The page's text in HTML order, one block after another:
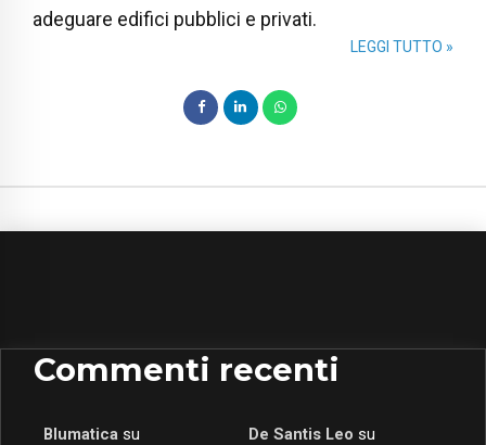
adeguare edifici pubblici e privati.
LEGGI TUTTO »
Commenti recenti
Blumaticasu
De Santis Leo su